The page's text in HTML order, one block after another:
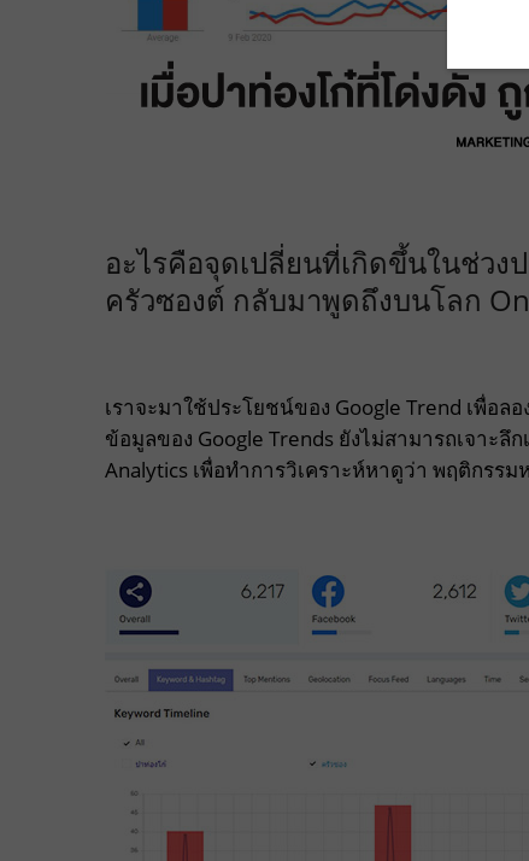
อะไรคือจุดเปลี่ยนที่เกิดขึ้นในช่ว
ครัวซองต์ กลับมาพูดถึงบนโลก
เราจะมาใช้ประโยชน์ของ Google Trend เพื่อ
ข้อมูลของ Google Trends ยังไม่สามารถเจาะลึ
Analytics เพื่อทำการวิเคราะห์หาดูว่า พฤติกรร